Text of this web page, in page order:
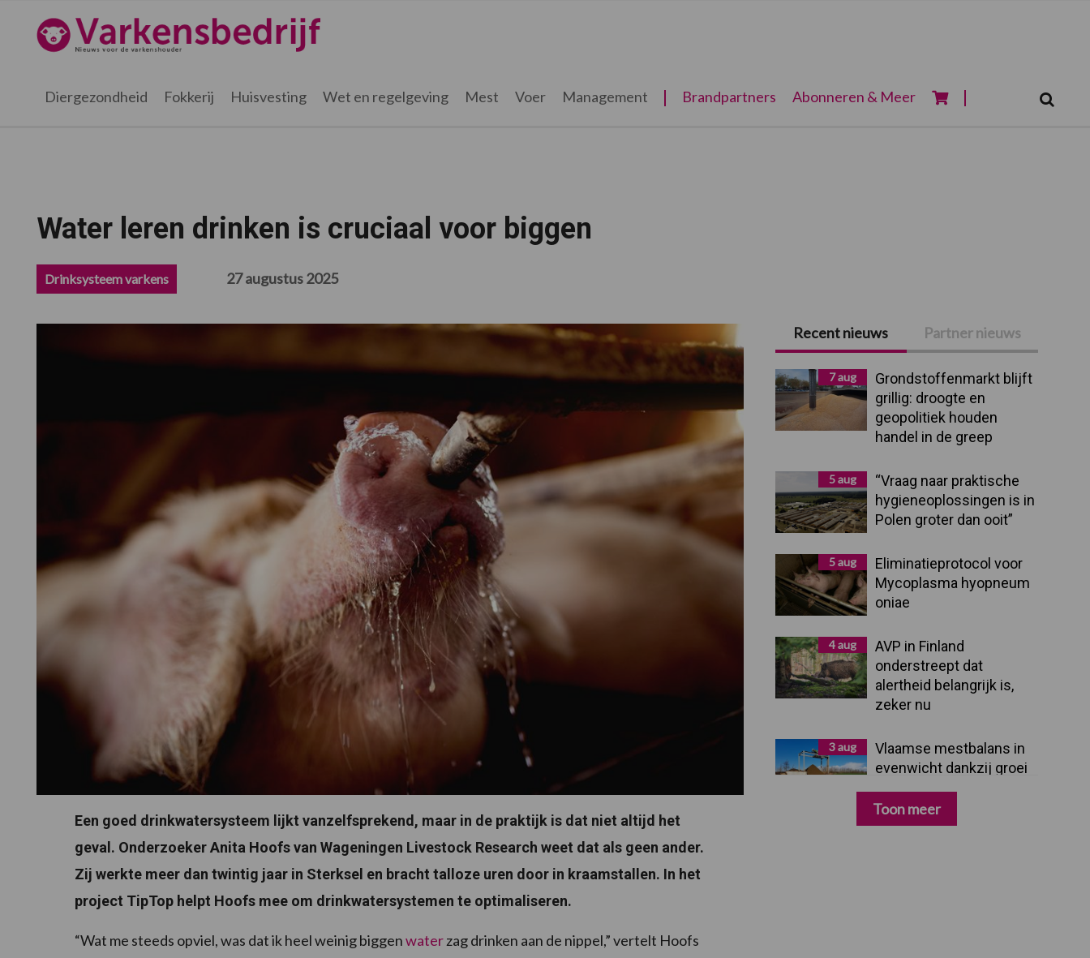
hoofdnavigatie
hoofd
eerste
voettekst
Varkensbedrijf.nl
Diergezondheid Fokkerij Huisvesting Wet en regelgeving Mest Voer Management Brandpartners Abonneren & Meer
Water leren drinken is cruciaal voor biggen
Drinksysteem varkens 27 augustus 2025
Een goed drinkwatersysteem lijkt vanzelfsprekend, maar in de praktijk is dat niet altijd het
geval. Onderzoeker Anita Hoofs van Wageningen Livestock Research weet dat als geen ander.
Zij werkte meer dan twintig jaar in Sterksel en bracht talloze uren door in kraamstallen. In het
project TipTop helpt Hoofs mee om drinkwatersystemen te optimaliseren.
“Wat me steeds opviel, was dat ik heel weinig biggenwaterzag drinken aan de nippel,” vertelt Hoofs
Primaire
Sidebar
Recent nieuws Partner nieuws
7 aug
Grondstoffenmarkt blijft
grillig: droogte en
geopolitiek houden
handel in de greep
5 aug
“Vraag naar praktische
hygieneoplossingen is in
Polen groter dan ooit”
5 aug
Eliminatieprotocol voor
Mycoplasma hyopneum
oniae
4 aug
AVP in Finland
onderstreept dat
alertheid belangrijk is,
zeker nu
3 aug
Vlaamse mestbalans in
evenwicht dankzij groei
van
verwerkingscapaciteit
Toon meer